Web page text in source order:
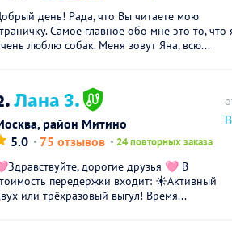
день! Рада, что Вы читаете мою
Самое главное обо мне это то, что
люблю собак. Меня зовут Яна, всю...
Лана З.
район Митино
5.0
75 отзывов 24 повторных заказа
дорогие друзья 🩷 В
передержки входит: ☀️Активный
или трёхразовый выгул! Время...